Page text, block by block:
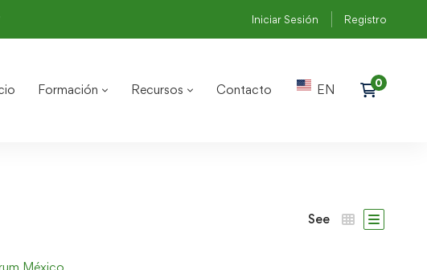
Iniciar Sesión Registro
Formación Recursos Contacto EN
See